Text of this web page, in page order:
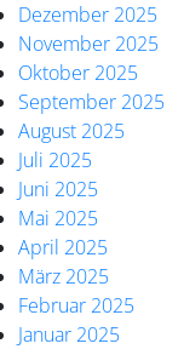
Dezember 2025
November 2025
Oktober 2025
September 2025
August 2025
Juli 2025
Juni 2025
Mai 2025
April 2025
März 2025
Februar 2025
Januar 2025